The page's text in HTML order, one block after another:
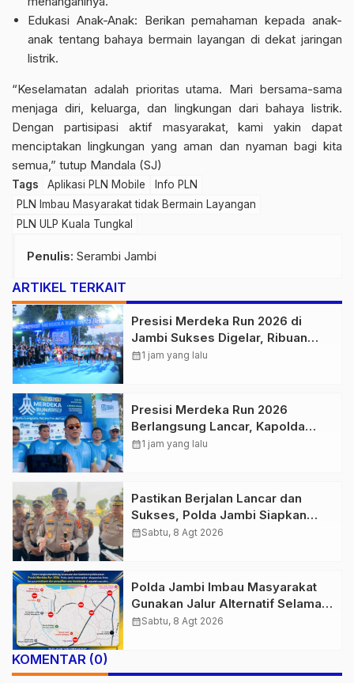
Edukasi Anak-Anak: Berikan pemahaman kepada anak-
anak tentang bahaya bermain layangan di dekat jaringan
listrik.
“Keselamatan adalah prioritas utama. Mari bersama-sama
menjaga diri, keluarga, dan lingkungan dari bahaya listrik.
Dengan partisipasi aktif masyarakat, kami yakin dapat
menciptakan lingkungan yang aman dan nyaman bagi kita
semua,” tutup Mandala (SJ)
Tags Aplikasi PLN Mobile
Info PLN
PLN Imbau Masyarakat tidak Bermain Layangan
PLN ULP Kuala Tungkal
Penulis: Serambi Jambi
ARTIKEL TERKAIT
Presisi Merdeka Run 2026 di
Jambi Sukses Digelar, Ribuan
Peserta Ramaikan Event Nasional
calendar_month1 jam yang lalu
Presisi Merdeka Run 2026
Berlangsung Lancar, Kapolda
Jambi Ucapkan Terimakasih dan
calendar_month1 jam yang lalu
Pastikan Berjalan Lancar dan
Sukses, Polda Jambi Siapkan
Pengamanan Berlapis untuk 8.750
calendar_monthSabtu, 8 Agt 2026
Polda Jambi Imbau Masyarakat
Gunakan Jalur Alternatif Selama
Pelaksanaan Presisi Merdeka Run
calendar_monthSabtu, 8 Agt 2026
KOMENTAR (0)